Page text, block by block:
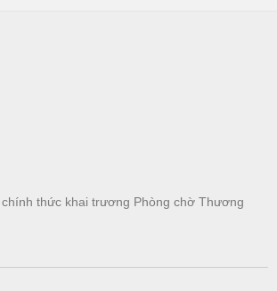
chính thức khai trương Phòng chờ Thương